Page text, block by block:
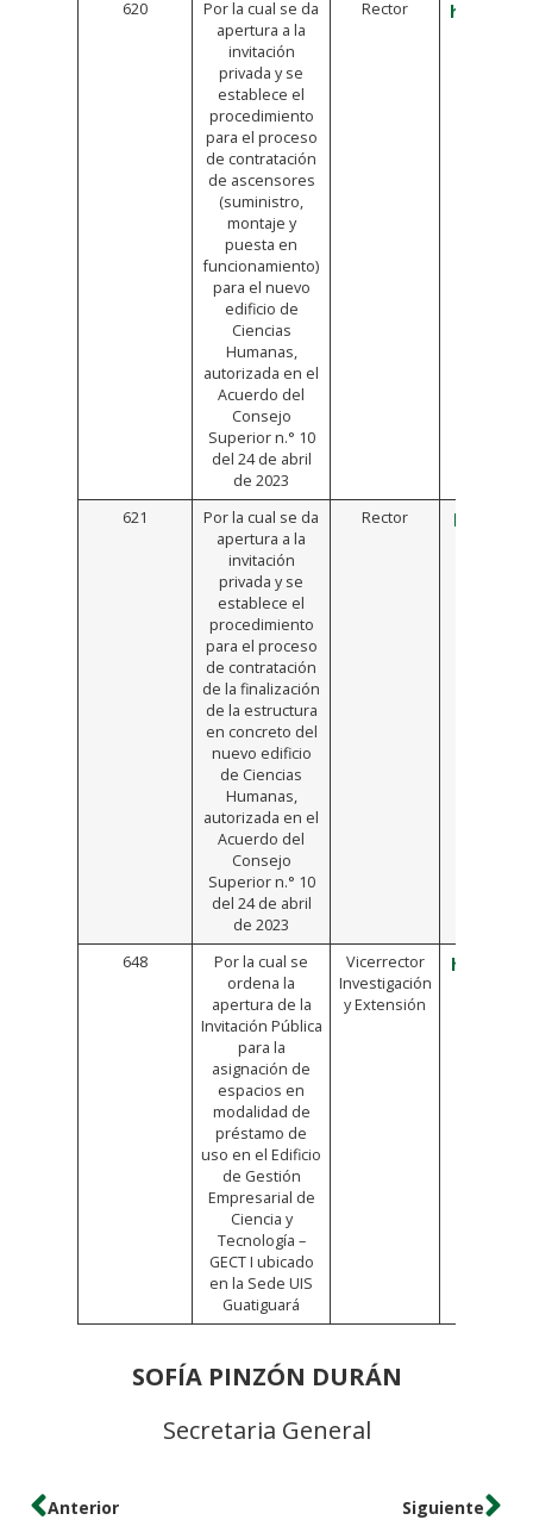
620
Por la cual se da
apertura a la
invitación
privada y se
establece el
procedimiento
para el proceso
de contratación
de ascensores
(suministro,
montaje y
puesta en
funcionamiento)
para el nuevo
edificio de
Ciencias
Humanas,
autorizada en el
Acuerdo del
Consejo
Superior n.° 10
del 24 de abril
de 2023
Rector https://
621
Por la cual se da
apertura a la
invitación
privada y se
establece el
procedimiento
para el proceso
de contratación
de la finalización
de la estructura
en concreto del
nuevo edificio
de Ciencias
Humanas,
autorizada en el
Acuerdo del
Consejo
Superior n.° 10
del 24 de abril
de 2023
Rector https://
648
Por la cual se
ordena la
apertura de la
Invitación Pública
para la
asignación de
espacios en
modalidad de
préstamo de
uso en el Edificio
de Gestión
Empresarial de
Ciencia y
Tecnología –
GECT I ubicado
en la Sede UIS
Guatiguará
Vicerrector
Investigación
y Extensión
https://
SOFÍA PINZÓN DURÁN
Secretaria General
Anterior Siguiente